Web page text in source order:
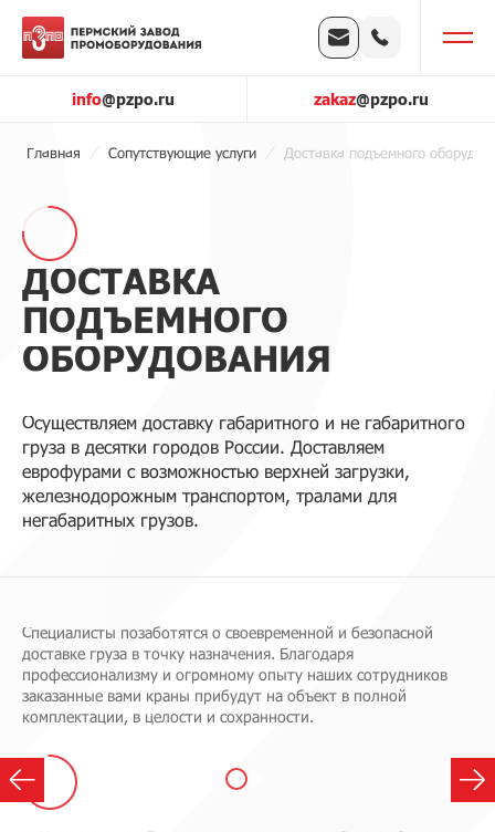
info@pzpo.ru zakaz@pzpo.ru
Главная Сопутствующие услуги Доставка подъемного
ДОСТАВКА
ПОДЪЕМНОГО
ОБОРУДОВАНИЯ
Осуществляем доставку габаритного и не габаритного
груза в десятки городов России. Доставляем
еврофурами с возможностью верхней загрузки,
железнодорожным транспортом, тралами для
негабаритных грузов.
Специалисты позаботятся о своевременной и безопасной
доставке груза в точку назначения. Благодаря
профессионализму и огромному опыту наших сотрудников
заказанные вами краны прибудут на объект в полной
комплектации, в целости и сохранности.